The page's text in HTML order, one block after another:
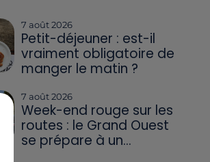
7 août 2026
Petit-déjeuner : est-il
vraiment obligatoire de
manger le matin ?
7 août 2026
Week-end rouge sur les
routes : le Grand Ouest
se prépare à un...